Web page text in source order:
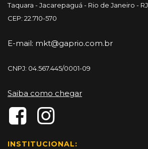
Taquara - Jacarepaguá - Rio de Janeiro - RJ
CEP: 22.710-570
E-mail: mkt@gaprio.com.br
CNPJ: 04.567.445/0001-09
Saiba como chegar
INSTITUCIONAL: